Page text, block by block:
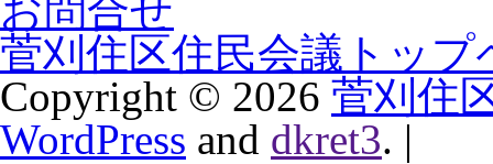
お問合せ
菅刈住区住民会議トップ
Copyright © 2026 菅刈住
WordPress and dkret3. |